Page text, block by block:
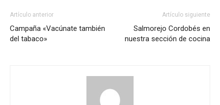
Artículo anterior
Campaña «Vacúnate también
del tabaco»
Artículo siguiente
Salmorejo Cordobés en
nuestra sección de cocina